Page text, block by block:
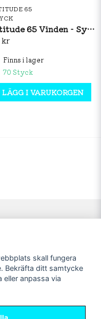
65
Latitude 65 Vinden - Syrliga Äpplen 330ml
kr
Finns i lager
70 Styck
LÄGG I VARUKORGEN
in
dig
lösenord?
skall fungera
Bekräfta ditt samtycke
anpassa via